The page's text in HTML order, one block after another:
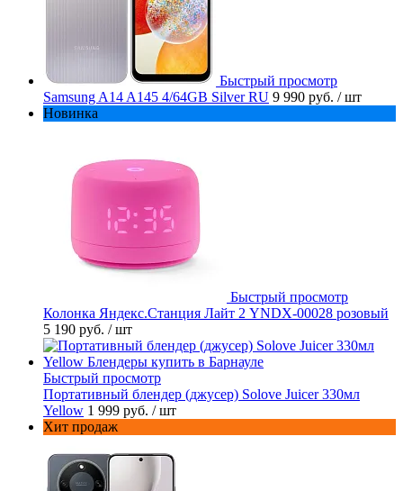
Быстрый просмотр
Samsung A14 A145 4/64GB Silver RU 9 990 руб. / шт
Новинка
Быстрый просмотр
Колонка Яндекс.Станция Лайт 2 YNDX-00028 розовый
5 190 руб. / шт
Быстрый просмотр
Портативный блендер (джусер) Solove Juicer 330мл
Yellow 1 999 руб. / шт
Хит продаж